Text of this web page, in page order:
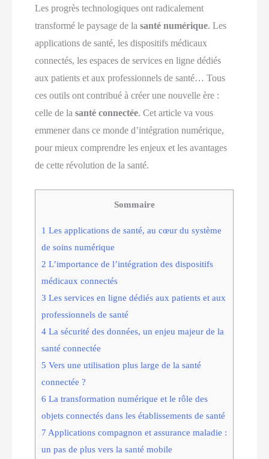
Les progrès technologiques ont radicalement
transformé le paysage de lasanté numérique. Les
applications de santé, les dispositifs médicaux
connectés, les espaces de services en ligne dédiés
aux patients et aux professionnels de santé… Tous
ces outils ont contribué à créer une nouvelle ère :
celle de lasanté connectée. Cet article va vous
emmener dans ce monde d’intégration numérique,
pour mieux comprendre les enjeux et les avantages
de cette révolution de la santé.
Sommaire
1 Les applications de santé, au cœur du système
de soins numérique
2 L’importance de l’intégration des dispositifs
médicaux connectés
3 Les services en ligne dédiés aux patients et aux
professionnels de santé
4 La sécurité des données, un enjeu majeur de la
santé connectée
5 Vers une utilisation plus large de la santé
connectée ?
6 La transformation numérique et le rôle des
objets connectés dans les établissements de santé
7 Applications compagnon et assurance maladie :
un pas de plus vers la santé mobile